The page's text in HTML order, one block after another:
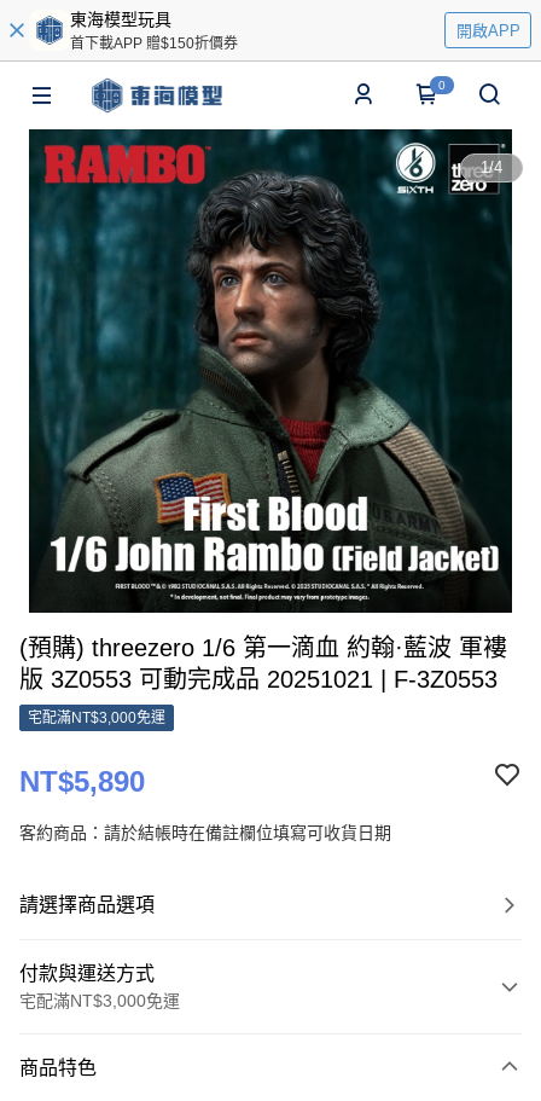
東海模型玩具
首下載APP 贈$150折價券
開啟APP
0
1/4
(預購) threezero 1/6 第一滴血 約翰·藍波 軍褸
版 3Z0553 可動完成品 20251021 | F-3Z0553
宅配滿NT$3,000免運
NT$5,890
客約商品：請於結帳時在備註欄位填寫可收貨日期
請選擇商品選項
付款與運送方式
宅配滿NT$3,000免運
信用卡一次付款
商品特色